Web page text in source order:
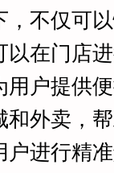
不仅可
在门店
用户提供
外卖，
进行精